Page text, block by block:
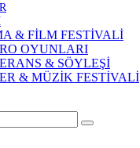
& FİLM FESTİVALİ
OYUNLARI
& SÖYLEŞİ
& MÜZİK FESTİVALİ
Arama